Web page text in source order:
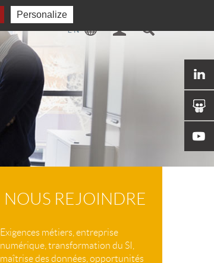
NOUS REJOINDRE
Exigences métiers, entreprise
numérique, transformation du SI,
maîtrise des données, opportunités
Personalize